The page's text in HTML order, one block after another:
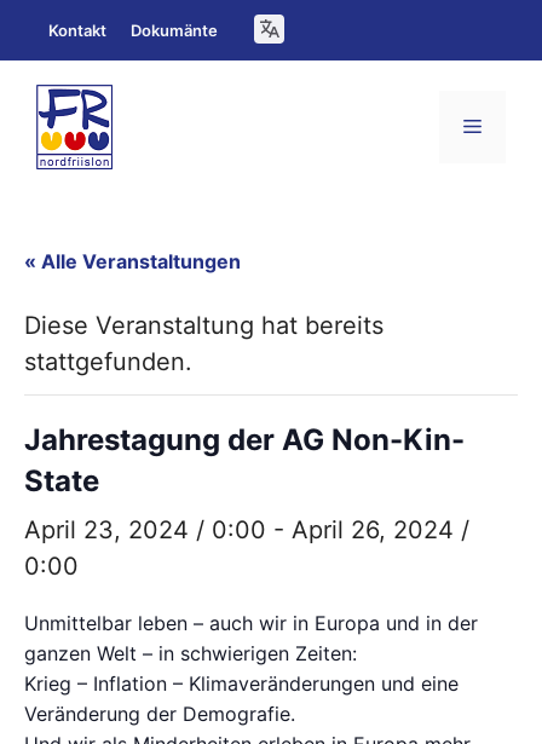
Inhalt
springen
Kontakt Dokumänte
Menü
« Alle Veranstaltungen
Diese Veranstaltung hat bereits
stattgefunden.
Jahrestagung der AG Non-Kin-
State
April 23, 2024 / 0:00 - April 26, 2024 /
0:00
Unmittelbar leben – auch wir in Europa und in der
ganzen Welt – in schwierigen Zeiten:
Krieg – Inflation – Klimaveränderungen und eine
Veränderung der Demografie.